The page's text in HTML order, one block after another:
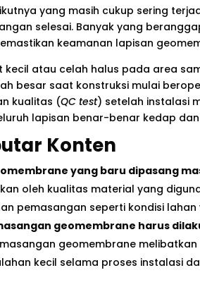
yang masih cukup sering
selesai. Banyak yang
keamanan lapisan
kecil atau celah halus pada area
besar saat konstruksi mulai
kualitas (QC test) setelah instalasi
lapisan benar-benar kedap
Konten
yang baru dipasang
oleh kualitas material yang
pemasangan seperti kondisi
geomembrane harus
geomembrane
kecil selama proses instalasi